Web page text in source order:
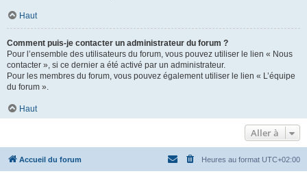
Haut
Comment puis-je contacter un administrateur du forum ?
Pour l’ensemble des utilisateurs du forum, vous pouvez utiliser le lien « Nous
contacter », si ce dernier a été activé par un administrateur.
Pour les membres du forum, vous pouvez également utiliser le lien « L’équipe
du forum ».
Haut
Aller à
Accueil du forum Heures au format UTC+02:00